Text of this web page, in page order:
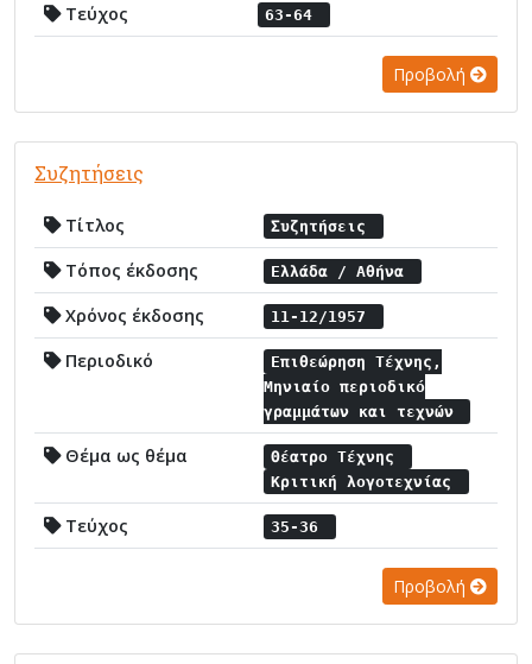
Τεύχος 63-64
Προβολή
Συζητήσεις
Τίτλος Συζητήσεις
Τόπος έκδοσης Ελλάδα / Αθήνα
Χρόνος έκδοσης 11-12/1957
Περιοδικό
Επιθεώρηση Τέχνης,
Μηνιαίο περιοδικό
γραμμάτων και τεχνών
Θέμα ως θέμα
Θέατρο Τέχνης
Κριτική λογοτεχνίας
Τεύχος 35-36
Προβολή